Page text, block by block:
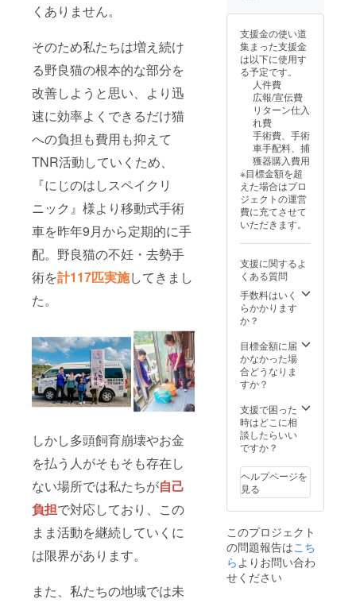
くありません。
そのため私たちは増え続け
る野良猫の根本的な部分を
改善しようと思い、より迅
速に効率よくできるだけ猫
への負担も費用も抑えて
TNR活動していくため、
『にじのはしスペイクリ
ニック』様より移動式手術
車を昨年9月から定期的に手
配。野良猫の不妊・去勢手
術を計117匹実施してきまし
た。
しかし多頭飼育崩壊やお金
を払う人がそもそも存在し
ない場所では私たちが自己
負担で対応しており、この
まま活動を継続していくに
は限界があります。
また、私たちの地域では未
支援金の使い道
集まった支援金
は以下に使用す
る予定です。
人件費
広報/宣伝費
リターン仕入
れ費
手術費、手術
車手配料、捕
獲器購入費用
※目標金額を超
えた場合はプロ
ジェクトの運営
費に充てさせて
いただきます。
支援に関するよ
くある質問
手数料はいく
らかかります
か？
目標金額に届
かなかった場
合どうなりま
すか？
支援で困った
時はどこに相
談したらいい
ですか？
ヘルプページを
見る
このプロジェクト
の問題報告はこち
ら よりお問い合わ
せください